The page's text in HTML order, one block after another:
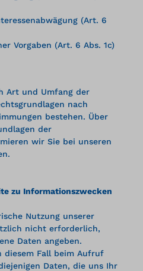
(Art. 6
Vorgaben (Art. 6 Abs. 1c)
Art und Umfang der
nach
bestehen. Über
der
wir Sie bei unseren
zu Informationszwecken
Nutzung unserer
nicht erforderlich,
Daten angeben.
diesem Fall beim Aufruf
Daten, die uns Ihr